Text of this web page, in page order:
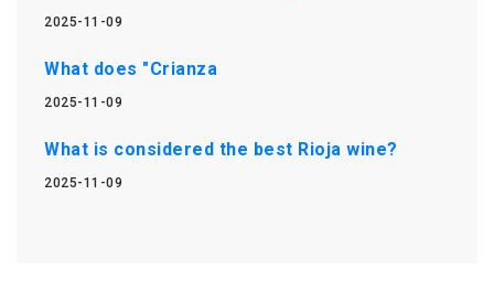
2025-11-09
What does "Crianza
2025-11-09
What is considered the best Rioja wine?
2025-11-09